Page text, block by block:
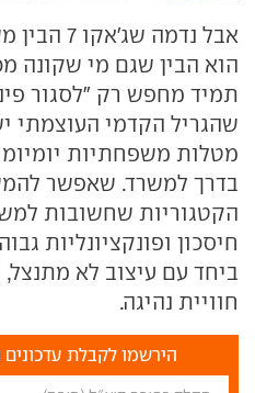
אבל נדמה
הוא הבין שגם מי שקונה
תמיד מחפש רק "לסגור
שהגריל הקדמי העוצמתי
מטלות משפחתיות
בדרך למשרד. שאפשר
הקטגוריות שחשובות
חיסכון ופונקציונליות
ביחד עם עיצוב לא
חוויית נהיגה.
הירשמו לקבלת